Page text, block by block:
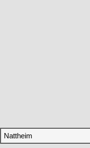
Nattheim